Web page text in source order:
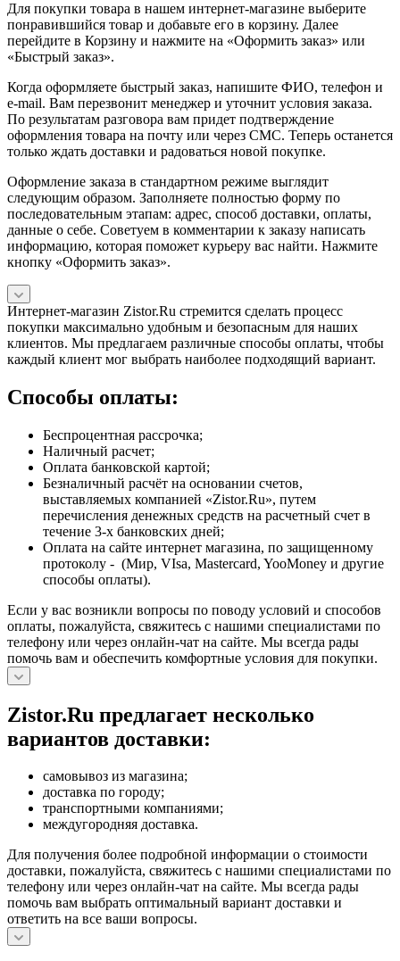
Для покупки товара в нашем интернет-магазине выберите
понравившийся товар и добавьте его в корзину. Далее
перейдите в Корзину и нажмите на «Оформить заказ» или
«Быстрый заказ».
Когда оформляете быстрый заказ, напишите ФИО, телефон и
e-mail. Вам перезвонит менеджер и уточнит условия заказа.
По результатам разговора вам придет подтверждение
оформления товара на почту или через СМС. Теперь останется
только ждать доставки и радоваться новой покупке.
Оформление заказа в стандартном режиме выглядит
следующим образом. Заполняете полностью форму по
последовательным этапам: адрес, способ доставки, оплаты,
данные о себе. Советуем в комментарии к заказу написать
информацию, которая поможет курьеру вас найти. Нажмите
кнопку «Оформить заказ».
Интернет-магазин Zistor.Ru стремится сделать процесс
покупки максимально удобным и безопасным для наших
клиентов. Мы предлагаем различные способы оплаты, чтобы
каждый клиент мог выбрать наиболее подходящий вариант.
Способы оплаты:
Беспроцентная рассрочка;
Наличный расчет;
Оплата банковской картой;
Безналичный расчёт на основании счетов,
выставляемых компанией «Zistor.Ru», путем
перечисления денежных средств на расчетный счет в
течение 3-х банковских дней;
Оплата на сайте интернет магазина, по защищенному
протоколу - (Мир, VIsa, Mastercard, YooMoney и другие
способы оплаты).
Если у вас возникли вопросы по поводу условий и способов
оплаты, пожалуйста, свяжитесь с нашими специалистами по
телефону или через онлайн-чат на сайте. Мы всегда рады
помочь вам и обеспечить комфортные условия для покупки.
Zistor.Ru предлагает несколько
вариантов доставки:
самовывоз из магазина;
доставка по городу;
транспортными компаниями;
междугородняя доставка.
Для получения более подробной информации о стоимости
доставки, пожалуйста, свяжитесь с нашими специалистами по
телефону или через онлайн-чат на сайте. Мы всегда рады
помочь вам выбрать оптимальный вариант доставки и
ответить на все ваши вопросы.